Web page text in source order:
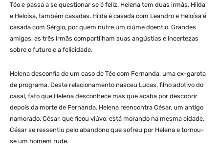
Téo e passa a se questionar se é feliz. Helena tem duas irmãs, Hilda
e Heloísa, também casadas. Hilda é casada com Leandro e Heloísa é
casada com Sérgio, por quem nutre um ciúme doentio. Grandes
amigas, as três irmãs compartilham suas angústias e incertezas
sobre o futuro e a felicidade.
Helena desconfia de um caso de Téo com Fernanda, uma ex-garota
de programa. Deste relacionamento nasceu Lucas, filho adotivo do
casal, fato que Helena desconhece mas que acaba por descobrir
depois da morte de Fernanda. Helena reencontra César, um antigo
namorado. César, que ficou viúvo, está morando na mesma cidade.
César se ressentiu pelo abandono que sofreu por Helena e tornou-
se um homem rude.